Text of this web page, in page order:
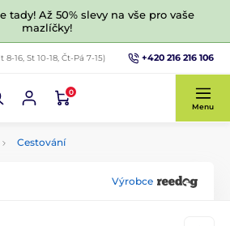
tady! Až 50% slevy na vše pro vaše
mazlíčky!
8-16, St 10-18, Čt-Pá 7-15) +420 216 216 106
0
Menu
Cestování
Výrobce